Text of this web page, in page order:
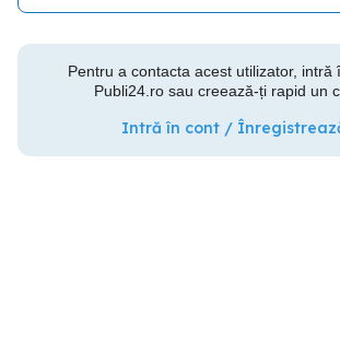
Pentru a contacta acest utilizator, intră
Publi24.ro sau creează-ți rapid un
Intră în cont /